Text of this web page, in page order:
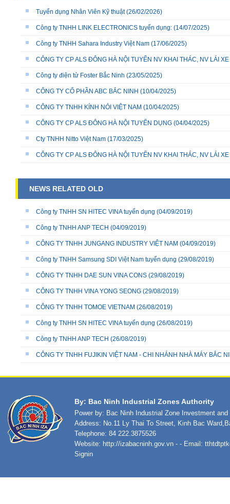
Tuyển dụng Nhân Viên Kỹ thuật(26/02/2026)
Công ty TNHH LINK ELECTRONICS tuyển dụng: (14/07/2025)
Công ty TNHH Sahara Industry Việt Nam (17/06/2025)
CÔNG TY CP ALS ĐÔNG HÀ NỘI TUYỂN NV KHAI THÁC, NV LÁI
Công ty điện tử Foster Bắc Ninh (23/05/2025)
CÔNG TY CỔ PHẦN ABC BẮC NINH (10/04/2025)
CÔNG TY TNHH KÍNH NỎI VIỆT NAM (10/04/2025)
CÔNG TY CP ALS ĐÔNG HÀ NỘI TUYỂN DỤNG (04/04/2025)
Cty TNHH Nitto Việt Nam (17/03/2025)
CÔNG TY CP ALS ĐÔNG HÀ NỘI TUYỂN NV KHAI THÁC, NV LÁI
NEWS RELATED OLD
Công ty TNHH SN HITEC VINA tuyển dụng (04/09/2019)
Công ty TNHH ANP TECH (04/09/2019)
CÔNG TY TNHH JUNGANG INDUSTRY VIỆT NAM (04/09/2019)
Công ty TNHH Samsung SDI Việt Nam tuyển dụng (29/08/2019)
CÔNG TY TNHH DAE SUN VINA CONS (29/08/2019)
CÔNG TY TNHH VINA YONG SEONG (29/08/2019)
CÔNG TY TNHH TOMOE VIETNAM (26/08/2019)
Công ty TNHH SN HITEC VINA tuyển dụng (26/08/2019)
Công ty TNHH ANP TECH (26/08/2019)
CÔNG TY TNHH FUJIKIN VIỆT NAM - CHI NHÁNH NHÀ MÁY BẮC
By: Bac Ninh Industrial Zones Authority
Power by: Bac Ninh Industrial Zone Investment
Address: No.11 Ly Thai To Street, Kinh Bac
Telephone: 84 222.3875526
Website: http://izabacninh.gov.vn - - Email:
Signin